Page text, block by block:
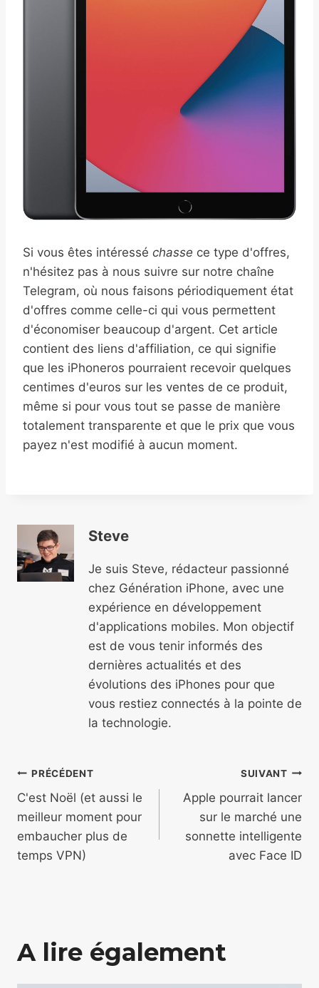
Si vous êtes intéressé chasse ce type d'offres,
n'hésitez pas à nous suivre sur notre chaîne
Telegram, où nous faisons périodiquement état
d'offres comme celle-ci qui vous permettent
d'économiser beaucoup d'argent. Cet article
contient des liens d'affiliation, ce qui signifie
que les iPhoneros pourraient recevoir quelques
centimes d'euros sur les ventes de ce produit,
même si pour vous tout se passe de manière
totalement transparente et que le prix que vous
payez n'est modifié à aucun moment.
Steve
Je suis Steve, rédacteur passionné
chez Génération iPhone, avec une
expérience en développement
d'applications mobiles. Mon objectif
est de vous tenir informés des
dernières actualités et des
évolutions des iPhones pour que
vous restiez connectés à la pointe de
la technologie.
Navigation
de
l’article
PRÉCÉDENT
C'est Noël (et aussi le
meilleur moment pour
embaucher plus de
temps VPN)
SUIVANT
Apple pourrait lancer
sur le marché une
sonnette intelligente
avec Face ID
A lire également